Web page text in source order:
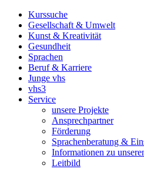
Kurssuche
Gesellschaft & Umwelt
Kunst & Kreativität
Gesundheit
Sprachen
Beruf & Karriere
Junge vhs
vhs3
Service
unsere Projekte
Ansprechpartner
Förderung
Sprachenberatung &
Informationen zu
Leitbild